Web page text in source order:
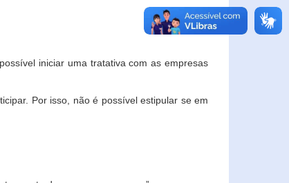
iniciar uma tratativa com as empresas
Por isso, não é possível estipular se em